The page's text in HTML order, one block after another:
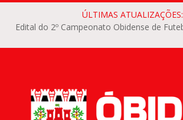
ÚLTIMAS ATUALIZAÇÕES:
Edital do 2º Campeonato Obidense de